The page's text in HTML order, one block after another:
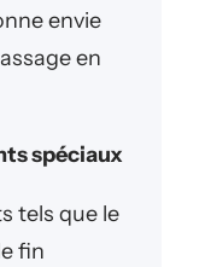
envie
en
spéciaux
tels que le
fin